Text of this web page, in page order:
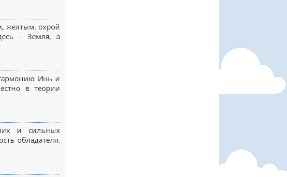
желтым, охрой
– Земля, а
Инь и
в теории
и сильных
обладателя.